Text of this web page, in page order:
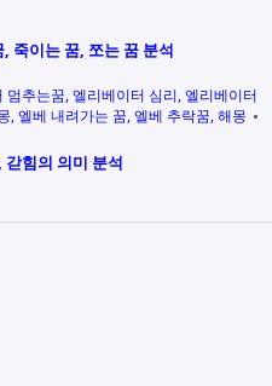
죽이는 꿈, 쪼는 꿈 분석
멈추는꿈 엘리베이터 심리 엘리베이터
엘베 내려가는 꿈 엘베 추락꿈 해몽
힘의 의미 분석